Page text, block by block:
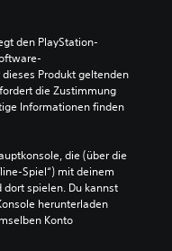
den PlayStation-
Produkt geltenden
die Zustimmung
Informationen finden
die (über die
Spiel“) mit deinem
spielen. Du kannst
herunterladen
Konto